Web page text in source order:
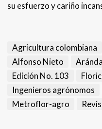
su esfuerzo y cariño
Agricultura colombiana
Alfonso Nieto
Edición No. 103
Ingenieros agrónomos
Metroflor-agro